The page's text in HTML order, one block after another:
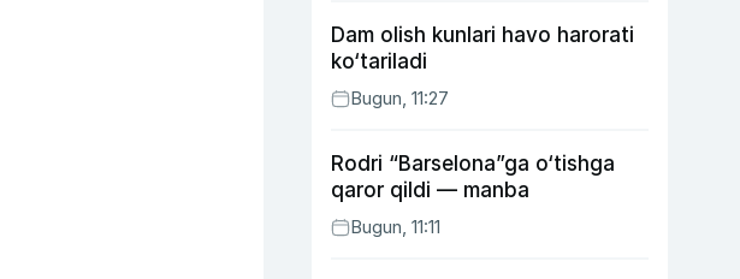
Dam olish kunlari havo harorati
ko‘tariladi
Bugun, 11:27
Rodri “Barselona”ga o‘tishga
qaror qildi — manba
Bugun, 11:11